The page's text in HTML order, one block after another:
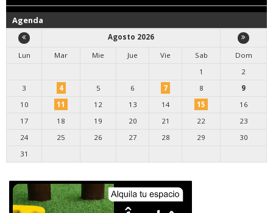
Agenda
Agosto 2026
Lun
Mar Mie Jue Vie Sab
Dom
1
2
3
4 5 6 7 8
9
10
11 12 13 14 15
16
17
18 19 20 21 22
23
24
25 26 27 28 29
30
31